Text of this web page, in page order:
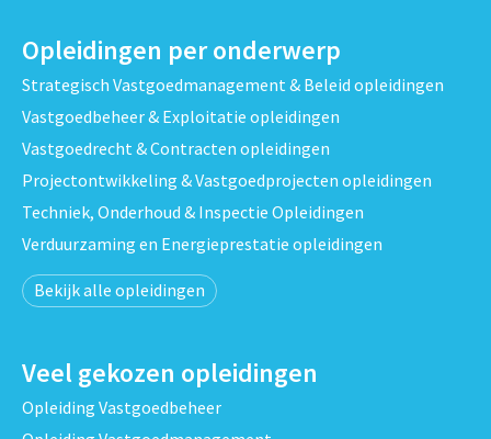
Opleidingen per onderwerp
Strategisch Vastgoedmanagement & Beleid opleidingen
Vastgoedbeheer & Exploitatie opleidingen
Vastgoedrecht & Contracten opleidingen
Projectontwikkeling & Vastgoedprojecten opleidingen
Techniek, Onderhoud & Inspectie Opleidingen
Verduurzaming en Energieprestatie opleidingen
Bekijk alle opleidingen
Veel gekozen opleidingen
Opleiding Vastgoedbeheer